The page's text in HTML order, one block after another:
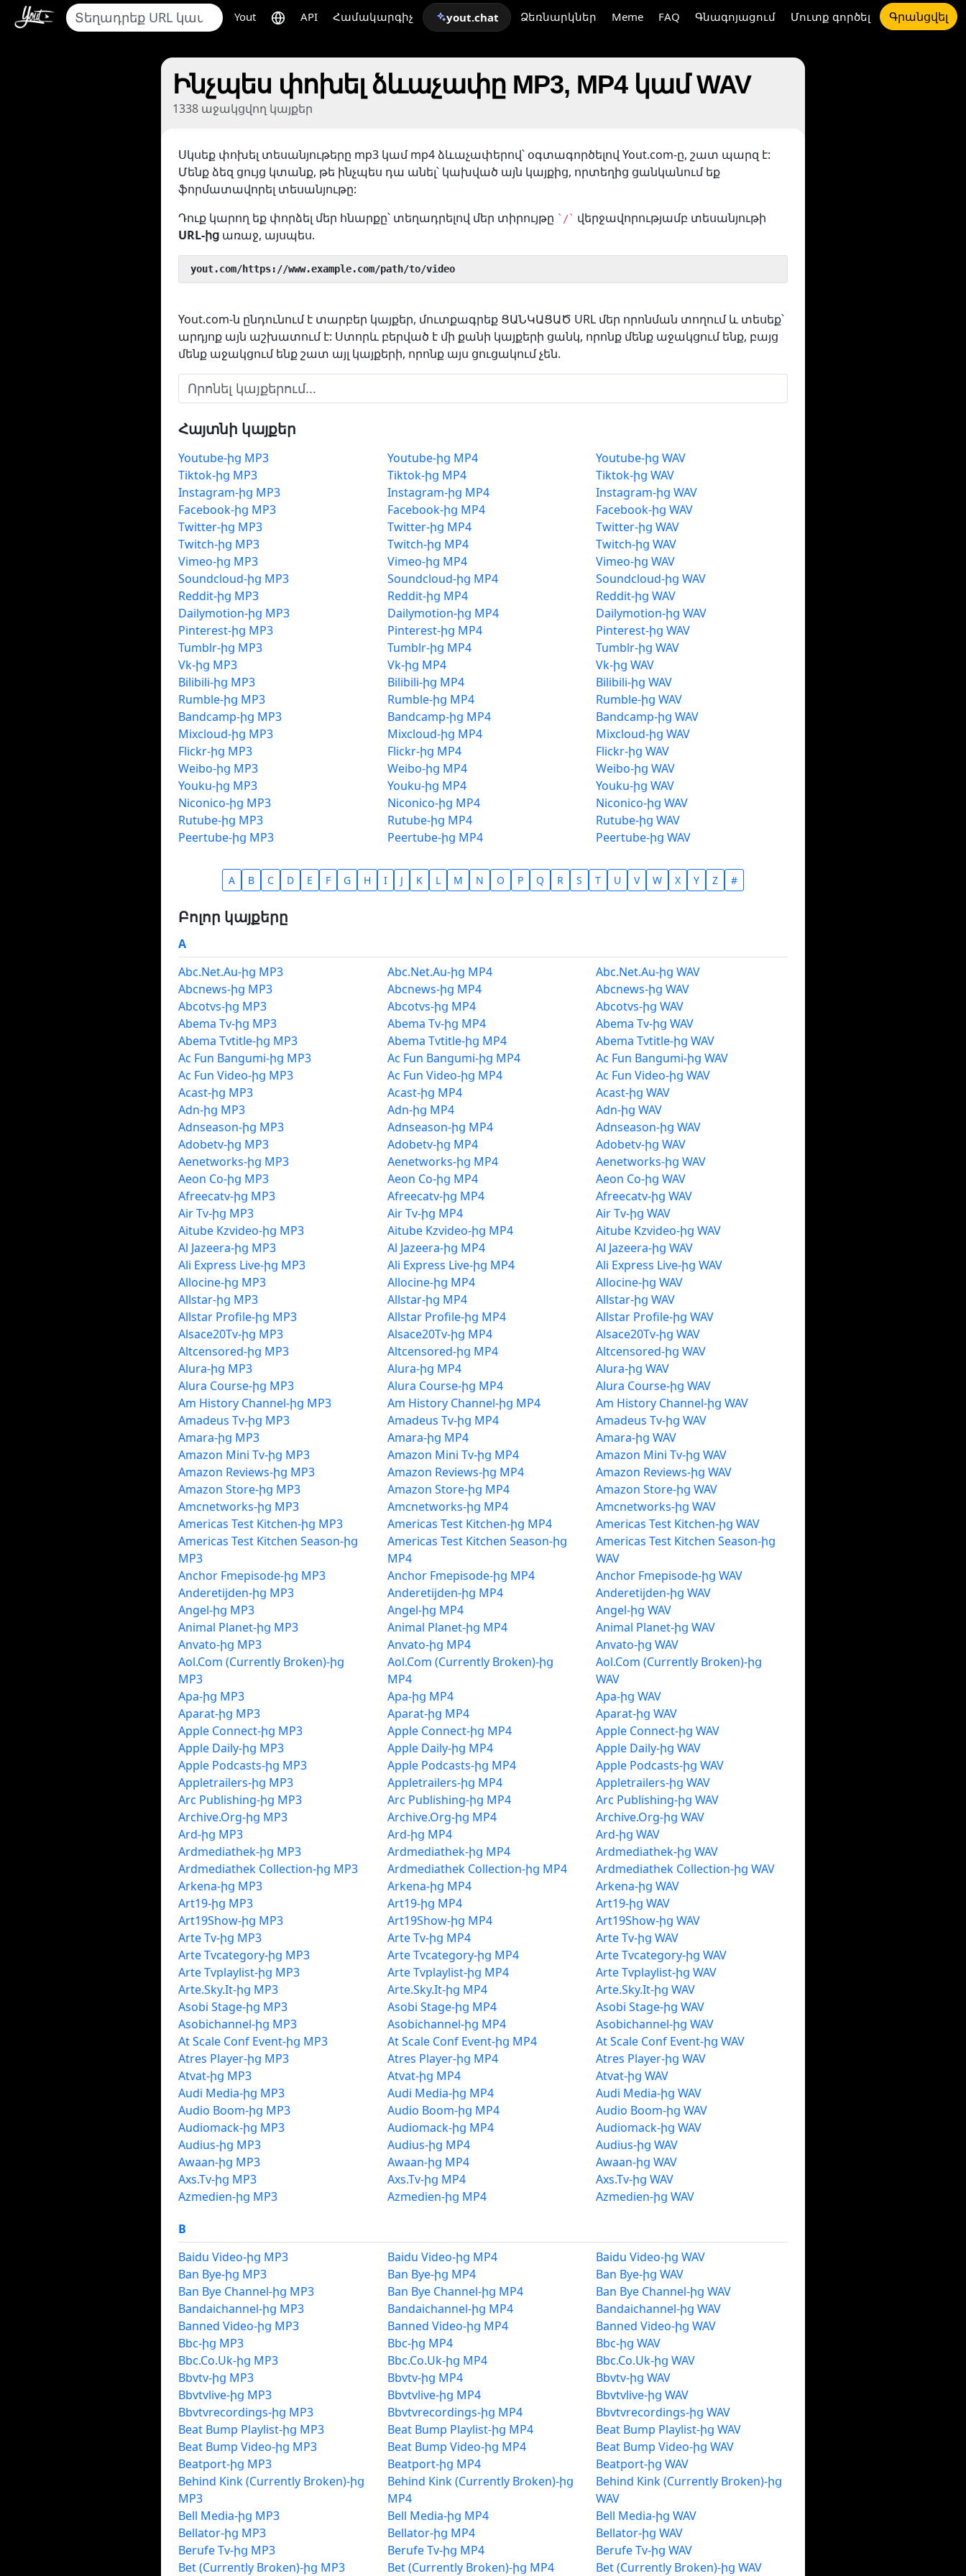
Yout API Համակարգիչ yout.chat Ձեռնարկներ Meme FAQ Գնագոյացում Մուտք գործել Գրանցվել
Ինչպես փոխել ձևաչափը MP3, MP4 կամ WAV
1338 աջակցվող կայքեր
Սկսեք փոխել տեսանյութերը mp3 կամ mp4 ձևաչափերով՝ օգտագործելով Yout.com-ը, շատ պարզ է:
Մենք ձեզ ցույց կտանք, թե ինչպես դա անել՝ կախված այն կայքից, որտեղից ցանկանում եք
ֆորմատավորել տեսանյութը:
Դուք կարող եք փորձել մեր հնարքը՝ տեղադրելով մեր տիրույթը `/` վերջավորությամբ տեսանյութի
URL-ից առաջ, այսպես.
yout.com/https://www.example.com/path/to/video
Yout.com-ն ընդունում է տարբեր կայքեր, մուտքագրեք ՑԱՆԿԱՑԱԾ URL մեր որոնման տողում և տեսեք՝
արդյոք այն աշխատում է: Ստորև բերված է մի քանի կայքերի ցանկ, որոնք մենք աջակցում ենք, բայց
մենք աջակցում ենք շատ այլ կայքերի, որոնք այս ցուցակում չեն.
Հայտնի կայքեր
Youtube-ից MP3
Tiktok-ից MP3
Instagram-ից MP3
Facebook-ից MP3
Twitter-ից MP3
Twitch-ից MP3
Vimeo-ից MP3
Soundcloud-ից MP3
Reddit-ից MP3
Dailymotion-ից MP3
Pinterest-ից MP3
Tumblr-ից MP3
Vk-ից MP3
Bilibili-ից MP3
Rumble-ից MP3
Bandcamp-ից MP3
Mixcloud-ից MP3
Flickr-ից MP3
Weibo-ից MP3
Youku-ից MP3
Niconico-ից MP3
Rutube-ից MP3
Peertube-ից MP3
Youtube-ից MP4
Tiktok-ից MP4
Instagram-ից MP4
Facebook-ից MP4
Twitter-ից MP4
Twitch-ից MP4
Vimeo-ից MP4
Soundcloud-ից MP4
Reddit-ից MP4
Dailymotion-ից MP4
Pinterest-ից MP4
Tumblr-ից MP4
Vk-ից MP4
Bilibili-ից MP4
Rumble-ից MP4
Bandcamp-ից MP4
Mixcloud-ից MP4
Flickr-ից MP4
Weibo-ից MP4
Youku-ից MP4
Niconico-ից MP4
Rutube-ից MP4
Peertube-ից MP4
Youtube-ից WAV
Tiktok-ից WAV
Instagram-ից WAV
Facebook-ից WAV
Twitter-ից WAV
Twitch-ից WAV
Vimeo-ից WAV
Soundcloud-ից WAV
Reddit-ից WAV
Dailymotion-ից WAV
Pinterest-ից WAV
Tumblr-ից WAV
Vk-ից WAV
Bilibili-ից WAV
Rumble-ից WAV
Bandcamp-ից WAV
Mixcloud-ից WAV
Flickr-ից WAV
Weibo-ից WAV
Youku-ից WAV
Niconico-ից WAV
Rutube-ից WAV
Peertube-ից WAV
A B C D E F G H I J K L M N O P Q R S T U V W X Y Z #
Բոլոր կայքերը
A
Abc.Net.Au-ից MP3
Abcnews-ից MP3
Abcotvs-ից MP3
Abema Tv-ից MP3
Abema Tvtitle-ից MP3
Ac Fun Bangumi-ից MP3
Ac Fun Video-ից MP3
Acast-ից MP3
Adn-ից MP3
Adnseason-ից MP3
Adobetv-ից MP3
Aenetworks-ից MP3
Aeon Co-ից MP3
Afreecatv-ից MP3
Air Tv-ից MP3
Aitube Kzvideo-ից MP3
Al Jazeera-ից MP3
Ali Express Live-ից MP3
Allocine-ից MP3
Allstar-ից MP3
Allstar Profile-ից MP3
Alsace20Tv-ից MP3
Altcensored-ից MP3
Alura-ից MP3
Alura Course-ից MP3
Am History Channel-ից MP3
Amadeus Tv-ից MP3
Amara-ից MP3
Amazon Mini Tv-ից MP3
Amazon Reviews-ից MP3
Amazon Store-ից MP3
Amcnetworks-ից MP3
Americas Test Kitchen-ից MP3
Americas Test Kitchen Season-ից
MP3
Anchor Fmepisode-ից MP3
Anderetijden-ից MP3
Angel-ից MP3
Animal Planet-ից MP3
Anvato-ից MP3
Aol.Com (Currently Broken)-ից
MP3
Apa-ից MP3
Aparat-ից MP3
Apple Connect-ից MP3
Apple Daily-ից MP3
Apple Podcasts-ից MP3
Appletrailers-ից MP3
Arc Publishing-ից MP3
Archive.Org-ից MP3
Ard-ից MP3
Ardmediathek-ից MP3
Ardmediathek Collection-ից MP3
Arkena-ից MP3
Art19-ից MP3
Art19Show-ից MP3
Arte Tv-ից MP3
Arte Tvcategory-ից MP3
Arte Tvplaylist-ից MP3
Arte.Sky.It-ից MP3
Asobi Stage-ից MP3
Asobichannel-ից MP3
At Scale Conf Event-ից MP3
Atres Player-ից MP3
Atvat-ից MP3
Audi Media-ից MP3
Audio Boom-ից MP3
Audiomack-ից MP3
Audius-ից MP3
Awaan-ից MP3
Axs.Tv-ից MP3
Azmedien-ից MP3
Abc.Net.Au-ից MP4
Abcnews-ից MP4
Abcotvs-ից MP4
Abema Tv-ից MP4
Abema Tvtitle-ից MP4
Ac Fun Bangumi-ից MP4
Ac Fun Video-ից MP4
Acast-ից MP4
Adn-ից MP4
Adnseason-ից MP4
Adobetv-ից MP4
Aenetworks-ից MP4
Aeon Co-ից MP4
Afreecatv-ից MP4
Air Tv-ից MP4
Aitube Kzvideo-ից MP4
Al Jazeera-ից MP4
Ali Express Live-ից MP4
Allocine-ից MP4
Allstar-ից MP4
Allstar Profile-ից MP4
Alsace20Tv-ից MP4
Altcensored-ից MP4
Alura-ից MP4
Alura Course-ից MP4
Am History Channel-ից MP4
Amadeus Tv-ից MP4
Amara-ից MP4
Amazon Mini Tv-ից MP4
Amazon Reviews-ից MP4
Amazon Store-ից MP4
Amcnetworks-ից MP4
Americas Test Kitchen-ից MP4
Americas Test Kitchen Season-ից
MP4
Anchor Fmepisode-ից MP4
Anderetijden-ից MP4
Angel-ից MP4
Animal Planet-ից MP4
Anvato-ից MP4
Aol.Com (Currently Broken)-ից
MP4
Apa-ից MP4
Aparat-ից MP4
Apple Connect-ից MP4
Apple Daily-ից MP4
Apple Podcasts-ից MP4
Appletrailers-ից MP4
Arc Publishing-ից MP4
Archive.Org-ից MP4
Ard-ից MP4
Ardmediathek-ից MP4
Ardmediathek Collection-ից MP4
Arkena-ից MP4
Art19-ից MP4
Art19Show-ից MP4
Arte Tv-ից MP4
Arte Tvcategory-ից MP4
Arte Tvplaylist-ից MP4
Arte.Sky.It-ից MP4
Asobi Stage-ից MP4
Asobichannel-ից MP4
At Scale Conf Event-ից MP4
Atres Player-ից MP4
Atvat-ից MP4
Audi Media-ից MP4
Audio Boom-ից MP4
Audiomack-ից MP4
Audius-ից MP4
Awaan-ից MP4
Axs.Tv-ից MP4
Azmedien-ից MP4
Abc.Net.Au-ից WAV
Abcnews-ից WAV
Abcotvs-ից WAV
Abema Tv-ից WAV
Abema Tvtitle-ից WAV
Ac Fun Bangumi-ից WAV
Ac Fun Video-ից WAV
Acast-ից WAV
Adn-ից WAV
Adnseason-ից WAV
Adobetv-ից WAV
Aenetworks-ից WAV
Aeon Co-ից WAV
Afreecatv-ից WAV
Air Tv-ից WAV
Aitube Kzvideo-ից WAV
Al Jazeera-ից WAV
Ali Express Live-ից WAV
Allocine-ից WAV
Allstar-ից WAV
Allstar Profile-ից WAV
Alsace20Tv-ից WAV
Altcensored-ից WAV
Alura-ից WAV
Alura Course-ից WAV
Am History Channel-ից WAV
Amadeus Tv-ից WAV
Amara-ից WAV
Amazon Mini Tv-ից WAV
Amazon Reviews-ից WAV
Amazon Store-ից WAV
Amcnetworks-ից WAV
Americas Test Kitchen-ից WAV
Americas Test Kitchen Season-ից
WAV
Anchor Fmepisode-ից WAV
Anderetijden-ից WAV
Angel-ից WAV
Animal Planet-ից WAV
Anvato-ից WAV
Aol.Com (Currently Broken)-ից
WAV
Apa-ից WAV
Aparat-ից WAV
Apple Connect-ից WAV
Apple Daily-ից WAV
Apple Podcasts-ից WAV
Appletrailers-ից WAV
Arc Publishing-ից WAV
Archive.Org-ից WAV
Ard-ից WAV
Ardmediathek-ից WAV
Ardmediathek Collection-ից WAV
Arkena-ից WAV
Art19-ից WAV
Art19Show-ից WAV
Arte Tv-ից WAV
Arte Tvcategory-ից WAV
Arte Tvplaylist-ից WAV
Arte.Sky.It-ից WAV
Asobi Stage-ից WAV
Asobichannel-ից WAV
At Scale Conf Event-ից WAV
Atres Player-ից WAV
Atvat-ից WAV
Audi Media-ից WAV
Audio Boom-ից WAV
Audiomack-ից WAV
Audius-ից WAV
Awaan-ից WAV
Axs.Tv-ից WAV
Azmedien-ից WAV
B
Baidu Video-ից MP3
Ban Bye-ից MP3
Ban Bye Channel-ից MP3
Bandaichannel-ից MP3
Banned Video-ից MP3
Bbc-ից MP3
Bbc.Co.Uk-ից MP3
Bbvtv-ից MP3
Bbvtvlive-ից MP3
Bbvtvrecordings-ից MP3
Beat Bump Playlist-ից MP3
Beat Bump Video-ից MP3
Beatport-ից MP3
Behind Kink (Currently Broken)-ից
MP3
Bell Media-ից MP3
Bellator-ից MP3
Berufe Tv-ից MP3
Bet (Currently Broken)-ից MP3
Baidu Video-ից MP4
Ban Bye-ից MP4
Ban Bye Channel-ից MP4
Bandaichannel-ից MP4
Banned Video-ից MP4
Bbc-ից MP4
Bbc.Co.Uk-ից MP4
Bbvtv-ից MP4
Bbvtvlive-ից MP4
Bbvtvrecordings-ից MP4
Beat Bump Playlist-ից MP4
Beat Bump Video-ից MP4
Beatport-ից MP4
Behind Kink (Currently Broken)-ից
MP4
Bell Media-ից MP4
Bellator-ից MP4
Berufe Tv-ից MP4
Bet (Currently Broken)-ից MP4
Baidu Video-ից WAV
Ban Bye-ից WAV
Ban Bye Channel-ից WAV
Bandaichannel-ից WAV
Banned Video-ից WAV
Bbc-ից WAV
Bbc.Co.Uk-ից WAV
Bbvtv-ից WAV
Bbvtvlive-ից WAV
Bbvtvrecordings-ից WAV
Beat Bump Playlist-ից WAV
Beat Bump Video-ից WAV
Beatport-ից WAV
Behind Kink (Currently Broken)-ից
WAV
Bell Media-ից WAV
Bellator-ից WAV
Berufe Tv-ից WAV
Bet (Currently Broken)-ից WAV